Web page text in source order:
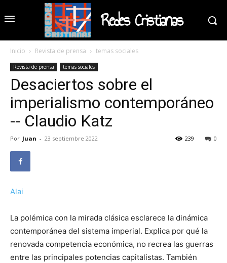
Redes Cristianas
Inicio Revista de prensa temas sociales
Revista de prensa temas sociales
Desaciertos sobre el
imperialismo contemporáneo
-- Claudio Katz
Por Juan - 23 septiembre 2022 0
239
Alai
La polémica con la mirada clásica esclarece la dinámica
contemporánea del sistema imperial. Explica por qué la
renovada competencia económica, no recrea las guerras
entre las principales potencias capitalistas. También